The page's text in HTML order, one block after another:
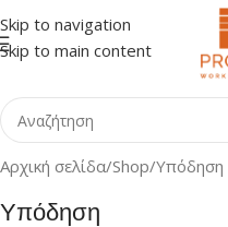
Skip to navigation
Skip to main content
Αρχική σελίδα Shop Υπόδηση
Υπόδηση